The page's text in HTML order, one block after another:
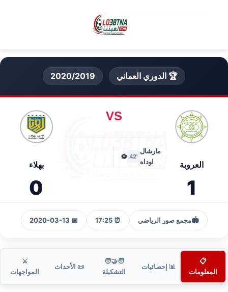
🏆 الدوري العماني 2020/2019
العروبة
1
VS
مارشال
اوداه
'42
⚽
بهلاء
0
🏟️مجمع صور الرياضي ⏰ 17:25
📅 2020-03-13
📋
المعلومات
📊 إحصائيات
🧑‍🤝‍🧑
التشكيلة
📜 الأحداث
⚔️
المواجهات